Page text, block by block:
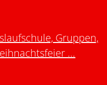
Gruppen,
...